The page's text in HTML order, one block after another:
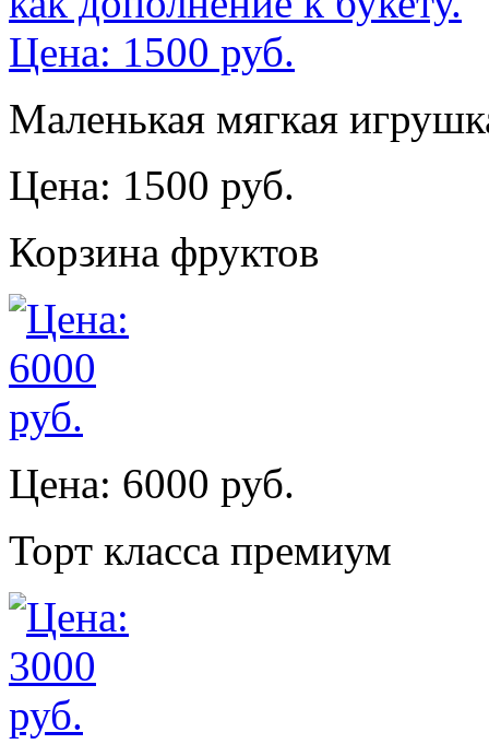
Маленькая мягкая
Цена: 1500 руб.
Корзина фруктов
Цена: 6000 руб.
Торт класса премиум